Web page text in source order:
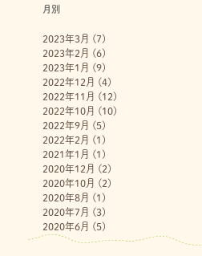
月別
2023年3月 (7)
2023年2月 (6)
2023年1月 (9)
2022年12月 (4)
2022年11月 (12)
2022年10月 (10)
2022年9月 (5)
2022年2月 (1)
2021年1月 (1)
2020年12月 (2)
2020年10月 (2)
2020年8月 (1)
2020年7月 (3)
2020年6月 (5)